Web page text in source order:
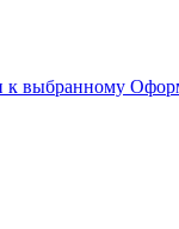
к выбранному